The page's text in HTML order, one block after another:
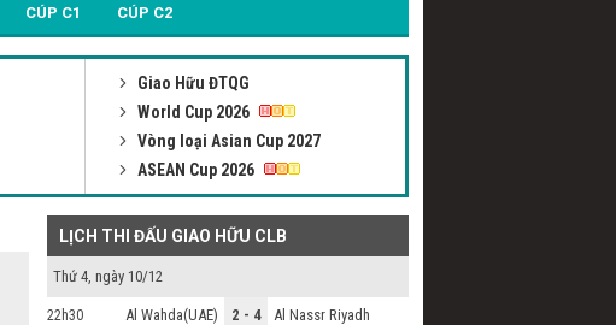
CÚP C1 CÚP C2
Giao Hữu ĐTQG
World Cup 2026
Vòng loại Asian Cup 2027
ASEAN Cup 2026
LỊCH THI ĐẤU GIAO HỮU CLB
Thứ 4, ngày 10/12
22h30 Al Wahda(UAE) 2 - 4 Al Nassr Riyadh